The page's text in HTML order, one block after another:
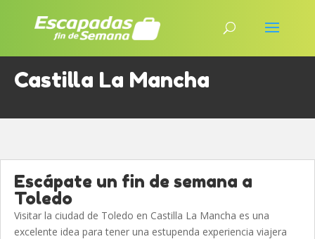
Castilla La Mancha
Escápate un fin de semana a
Toledo
Visitar la ciudad de Toledo en Castilla La Mancha es una
excelente idea para tener una estupenda experiencia viajera